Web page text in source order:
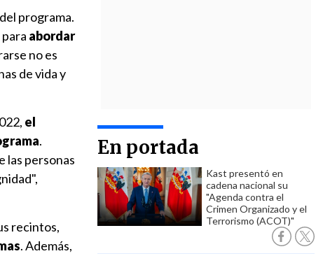
En portada
Kast presentó en
cadena nacional su
"Agenda contra el
Crimen Organizado y el
Terrorismo (ACOT)"
programa.
abordar
no es
de vida y
el
.
las personas
recintos,
. Además,